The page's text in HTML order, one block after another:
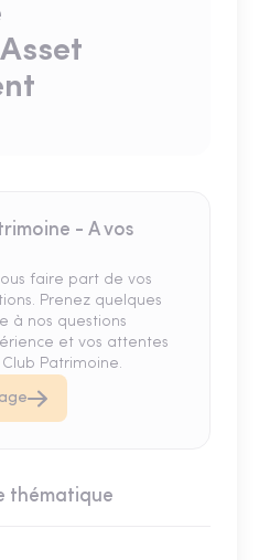
- A vos
faire part de vos
Prenez quelques
à nos questions
et vos attentes
Patrimoine.
thématique